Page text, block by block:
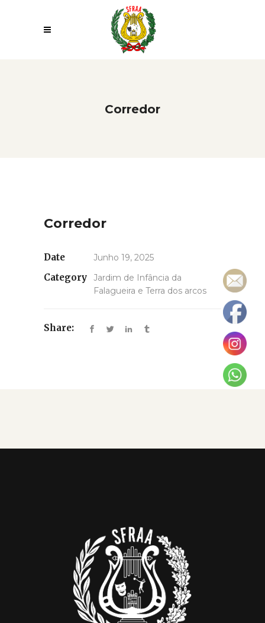
Corredor
Corredor
Date Junho 19, 2025
Category
Jardim de Infância da
Falagueira e Terra dos arcos
Share: